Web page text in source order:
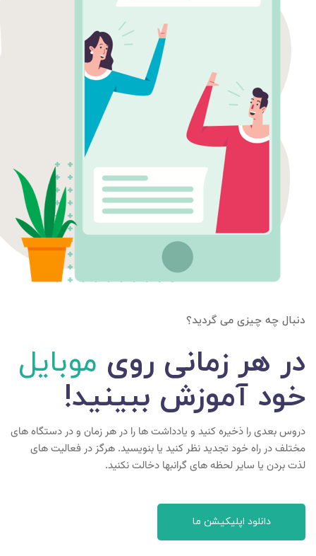
دنبال چه چیزی می گردید؟
در هر زمانی روی موبایل
خود آموزش ببینید!
دروس بعدی را ذخیره کنید و یادداشت ها را در هر زمان و در دستگاه های
مختلف در راه خود تجدید نظر کنید یا بنویسید. هرگز در فعالیت های
لذت بردن یا سایر لحظه های گرانبها دخالت نکنید.
دانلود اپلیکیشن ما